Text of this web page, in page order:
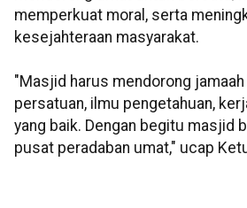
memperkuat moral, serta
kesejahteraan masyarakat.
"Masjid harus mendorong
persatuan, ilmu pengetahuan,
yang baik. Dengan begitu masjid
pusat peradaban umat," ucap